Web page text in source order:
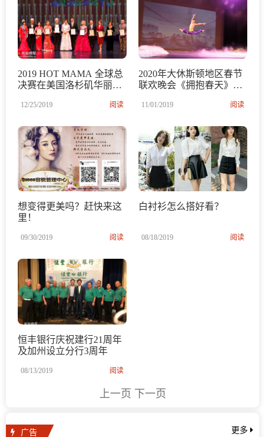
2019 HOT MAMA 全球总
决赛在美国洛杉矶华丽落
12/25/2019 阅读
2020年大休斯顿地区春节
联欢晚会《拥抱春天》开
11/01/2019 阅读
想变得更美吗？赶快来这
里！
09/30/2019 阅读
白衬衫怎么搭好看？
08/18/2019 阅读
恒丰银行庆祝建行21周年
及加州设立分行3周年
08/13/2019 阅读
上一页 下一页
广告 更多